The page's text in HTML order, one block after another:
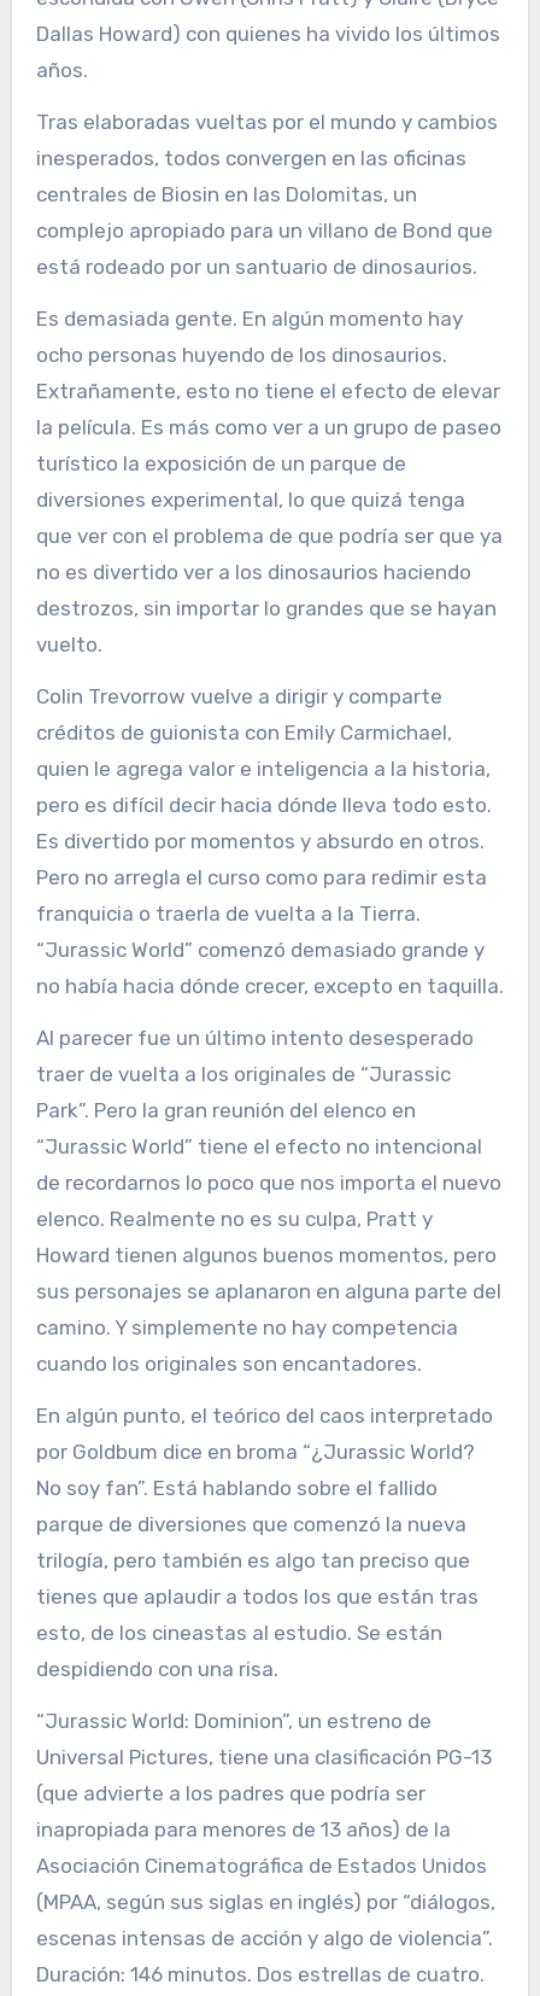
Dallas Howard) con quienes ha vivido los últimos
años.
Tras elaboradas vueltas por el mundo y cambios
inesperados, todos convergen en las oficinas
centrales de Biosin en las Dolomitas, un
complejo apropiado para un villano de Bond que
está rodeado por un santuario de dinosaurios.
Es demasiada gente. En algún momento hay
ocho personas huyendo de los dinosaurios.
Extrañamente, esto no tiene el efecto de elevar
la película. Es más como ver a un grupo de paseo
turístico la exposición de un parque de
diversiones experimental, lo que quizá tenga
que ver con el problema de que podría ser que ya
no es divertido ver a los dinosaurios haciendo
destrozos, sin importar lo grandes que se hayan
vuelto.
Colin Trevorrow vuelve a dirigir y comparte
créditos de guionista con Emily Carmichael,
quien le agrega valor e inteligencia a la historia,
pero es difícil decir hacia dónde lleva todo esto.
Es divertido por momentos y absurdo en otros.
Pero no arregla el curso como para redimir esta
franquicia o traerla de vuelta a la Tierra.
“Jurassic World” comenzó demasiado grande y
no había hacia dónde crecer, excepto en taquilla.
Al parecer fue un último intento desesperado
traer de vuelta a los originales de “Jurassic
Park”. Pero la gran reunión del elenco en
“Jurassic World” tiene el efecto no intencional
de recordarnos lo poco que nos importa el nuevo
elenco. Realmente no es su culpa, Pratt y
Howard tienen algunos buenos momentos, pero
sus personajes se aplanaron en alguna parte del
camino. Y simplemente no hay competencia
cuando los originales son encantadores.
En algún punto, el teórico del caos interpretado
por Goldbum dice en broma “¿Jurassic World?
No soy fan”. Está hablando sobre el fallido
parque de diversiones que comenzó la nueva
trilogía, pero también es algo tan preciso que
tienes que aplaudir a todos los que están tras
esto, de los cineastas al estudio. Se están
despidiendo con una risa.
“Jurassic World: Dominion”, un estreno de
Universal Pictures, tiene una clasificación PG-13
(que advierte a los padres que podría ser
inapropiada para menores de 13 años) de la
Asociación Cinematográfica de Estados Unidos
(MPAA, según sus siglas en inglés) por “diálogos,
escenas intensas de acción y algo de violencia”.
Duración: 146 minutos. Dos estrellas de cuatro.